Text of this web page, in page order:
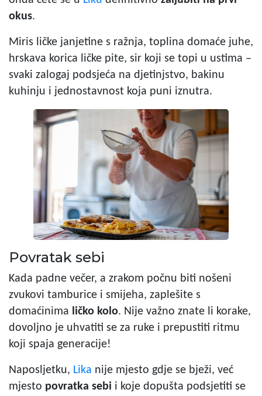
okus.
Miris ličke janjetine s ražnja, toplina domaće juhe,
hrskava korica ličke pite, sir koji se topi u ustima –
svaki zalogaj podsjeća na djetinjstvo, bakinu
kuhinju i jednostavnost koja puni iznutra.
Povratak sebi
Kada padne večer, a zrakom počnu biti nošeni
zvukovi tamburice i smijeha, zaplešite s
domaćinima ličko kolo. Nije važno znate li korake,
dovoljno je uhvatiti se za ruke i prepustiti ritmu
koji spaja generacije!
Naposljetku, Lika nije mjesto gdje se bježi, već
mjesto povratka sebi i koje dopušta podsjetiti se